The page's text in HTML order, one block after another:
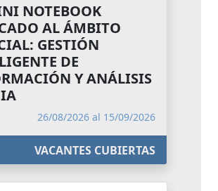
NOTEBOOK
AL ÁMBITO
GESTIÓN
DE
Y ANÁLISIS
26/08/2026 al 15/09/2026
VACANTES CUBIERTAS